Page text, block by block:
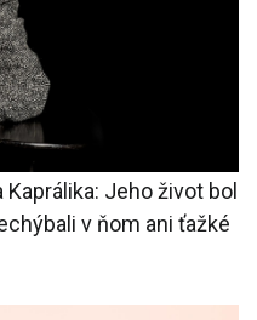
Jeho život bol
v ňom ani ťažké